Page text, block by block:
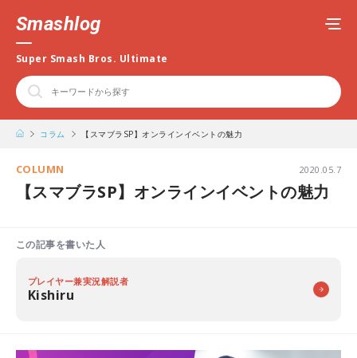
Smashlog
Super Smash Bros. Ultimate
コラム 【スマブラSP】オンラインイベントの魅力
COLUMN 2020.05.7
【スマブラSP】オンラインイベントの魅力
この記事を書いた人
プレイヤー兼実況解説者
Kishiru